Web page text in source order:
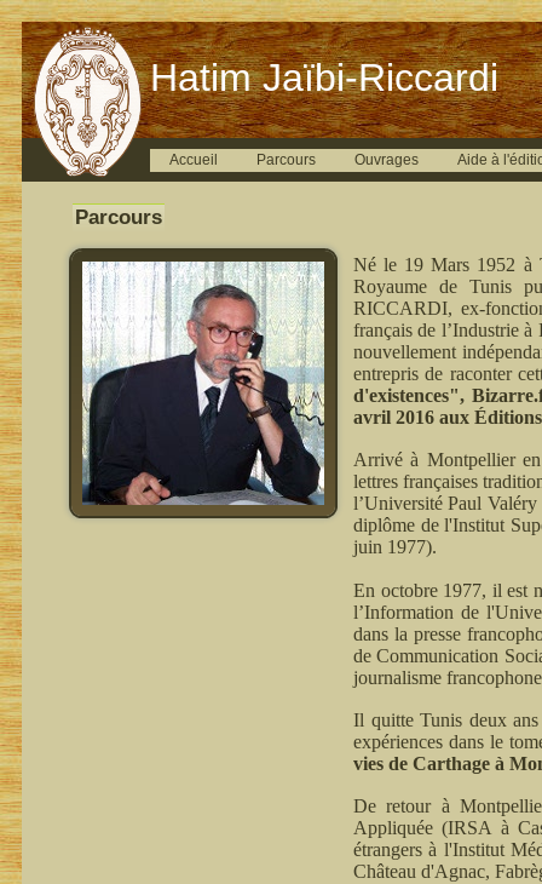
Hatim Jaïbi-Riccardi
Accueil Parcours Ouvrages Aide à
Parcours
Né le 19 Mars 1952 à
Royaume de Tunis
RICCARDI, ex-
français de l’Industrie à
nouvellement
entrepris de raconter
d'existences",
avril 2016 aux
Arrivé à Montpellier
lettres françaises
l’Université Paul
diplôme de l'Institut
juin 1977).
En octobre 1977, il est
l’Information de
dans la presse
de Communication
journalisme
Il quitte Tunis deux
expériences dans le
vies de Carthage à
De retour à
Appliquée (IRSA à
étrangers à l'Institut
Château d'Agnac,